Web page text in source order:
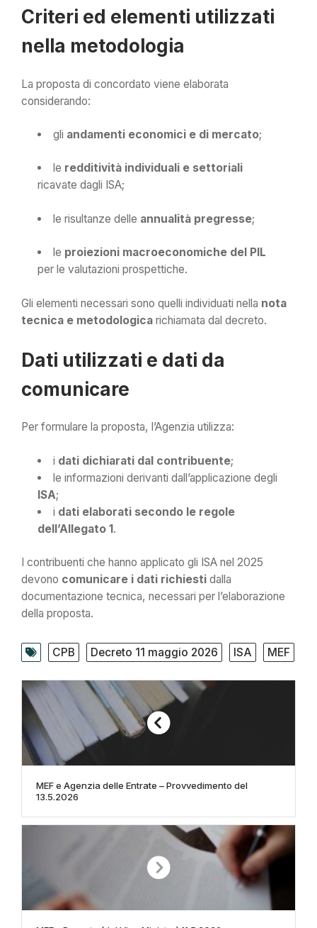
Criteri ed elementi utilizzati
nella metodologia
La proposta di concordato viene elaborata
considerando:
gli andamenti economici e di mercato;
le redditività individuali e settoriali
ricavate dagli ISA;
le risultanze delle annualità pregresse;
le proiezioni macroeconomiche del PIL
per le valutazioni prospettiche.
Gli elementi necessari sono quelli individuati nella nota
tecnica e metodologica richiamata dal decreto.
Dati utilizzati e dati da
comunicare
Per formulare la proposta, l’Agenzia utilizza:
i dati dichiarati dal contribuente;
le informazioni derivanti dall’applicazione degli
ISA;
i dati elaborati secondo le regole
dell’Allegato 1.
I contribuenti che hanno applicato gli ISA nel 2025
devono comunicare i dati richiesti dalla
documentazione tecnica, necessari per l’elaborazione
della proposta.
CPB Decreto 11 maggio 2026 ISA MEF
MEF e Agenzia delle Entrate – Provvedimento del
13.5.2026